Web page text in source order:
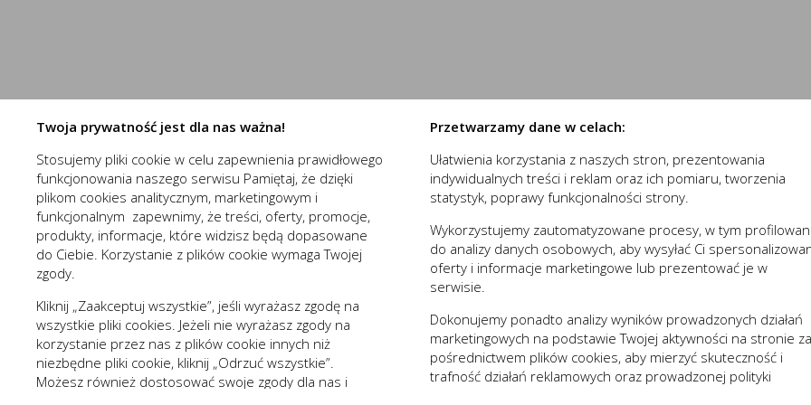
Twoja prywatność jest dla nas ważna!
Stosujemy pliki cookie w celu zapewnienia prawidłowego
funkcjonowania naszego serwisu Pamiętaj, że dzięki
plikom cookies analitycznym, marketingowym i
funkcjonalnym zapewnimy, że treści, oferty, promocje,
produkty, informacje, które widzisz będą dopasowane
do Ciebie. Korzystanie z plików cookie wymaga Twojej
zgody.
Kliknij „Zaakceptuj wszystkie”, jeśli wyrażasz zgodę na
wszystkie pliki cookies. Jeżeli nie wyrażasz zgody na
korzystanie przez nas z plików cookie innych niż
niezbędne pliki cookie, kliknij „Odrzuć wszystkie”.
Możesz również dostosować swoje zgody dla nas i
Przetwarzamy dane w celach:
Ułatwienia korzystania z naszych stron, prezentowania
indywidualnych treści i reklam oraz ich pomiaru, tworzenia
statystyk, poprawy funkcjonalności strony.
Wykorzystujemy zautomatyzowane procesy, w tym
do analizy danych osobowych, aby wysyłać Ci
oferty i informacje marketingowe lub prezentować je w
serwisie.
Dokonujemy ponadto analizy wyników prowadzonych działań
marketingowych na podstawie Twojej aktywności na stronie za
pośrednictwem plików cookies, aby mierzyć skuteczność i
trafność działań reklamowych oraz prowadzonej polityki
formularzy. Dzięki plikom cookies strona, z której korzystasz, może działać bez zakłóceń.
nowaelektropl_cookie_consent(1st‑party)
nowaelektropl_session(1st‑party)
Funkcjonalne i personalizacyjne
Tego typu pliki cookies umożliwiają stronie internetowej zapamiętanie wprowadzonych przez Ciebie ustawień
prezentowanych treści.
Dzięki tym plikom cookies możemy zapewnić Ci większy komfort korzystania z funkcjonalności naszej strony
preferencji. Wyrażenie zgody na funkcjonalne i personalizacyjne pliki cookies gwarantuje dostępność większej
Więcej
Analityczne (3)
Analityczne pliki cookies pomagają nam rozwijać się i dostosowywać do Twoich potrzeb.
Cookies analityczne pozwalają na uzyskanie informacji w zakresie wykorzystywania witryny internetowej, miejsca
ZAPISZ WYBRANE
NIE ZGADZAM SIĘ
ZAAKCEPTUJ WSZYSTKIE
Anuluj
Stosowane są, co do zasady, dwa rodzaje plików „cookies” – „sesyjne” oraz „stałe”. Pierwsze z nich są plikami
wylogowania ze strony internetowej lub wyłączenia oprogramowania (przeglądarki internetowej). „Stałe” pliki pozostają na
plików „cookies” albo do momentu ich ręcznego usunięcia przez użytkownika.
Pliki „cookies” wykorzystywane przez partnerów operatora strony internetowej, w tym w szczególności użytkowników
Wyróżnić można szczegółowy podział cookies, ze względu na:
A. Rodzaje cookies ze względu na niezbędność do realizacji usługi
Rodzaj Opis
Niezbędne Są absolutnie niezbędne do prawidłowego funkcjonowania witryny lub
Funkcjonalne
Są ważne dla działania serwisu: